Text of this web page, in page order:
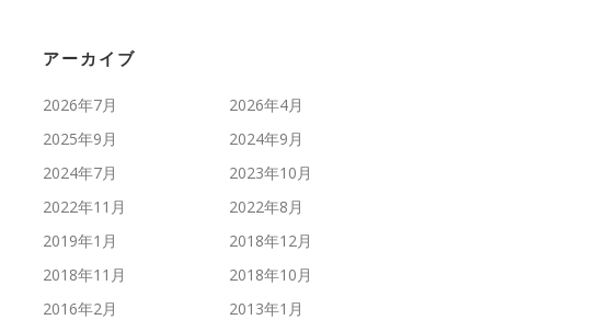
アーカイブ
2026年7月
2026年4月
2025年9月
2024年9月
2024年7月
2023年10月
2022年11月
2022年8月
2019年1月
2018年12月
2018年11月
2018年10月
2016年2月
2013年1月